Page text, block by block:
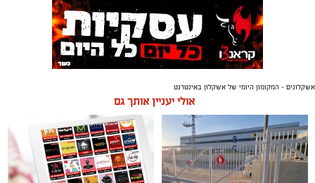
אשקלונים - המקומון היומי של אשקלון באינטרנט
אולי יעניין אותך גם